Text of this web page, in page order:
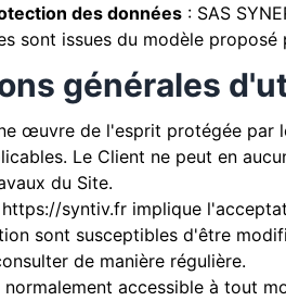
des données : SAS
sont issues du modèle proposé
générales
œuvre de l'esprit protégée par
Le Client ne peut en
du Site.
https://syntiv.fr implique
sont susceptibles d'être
de manière régulière.
accessible à tout